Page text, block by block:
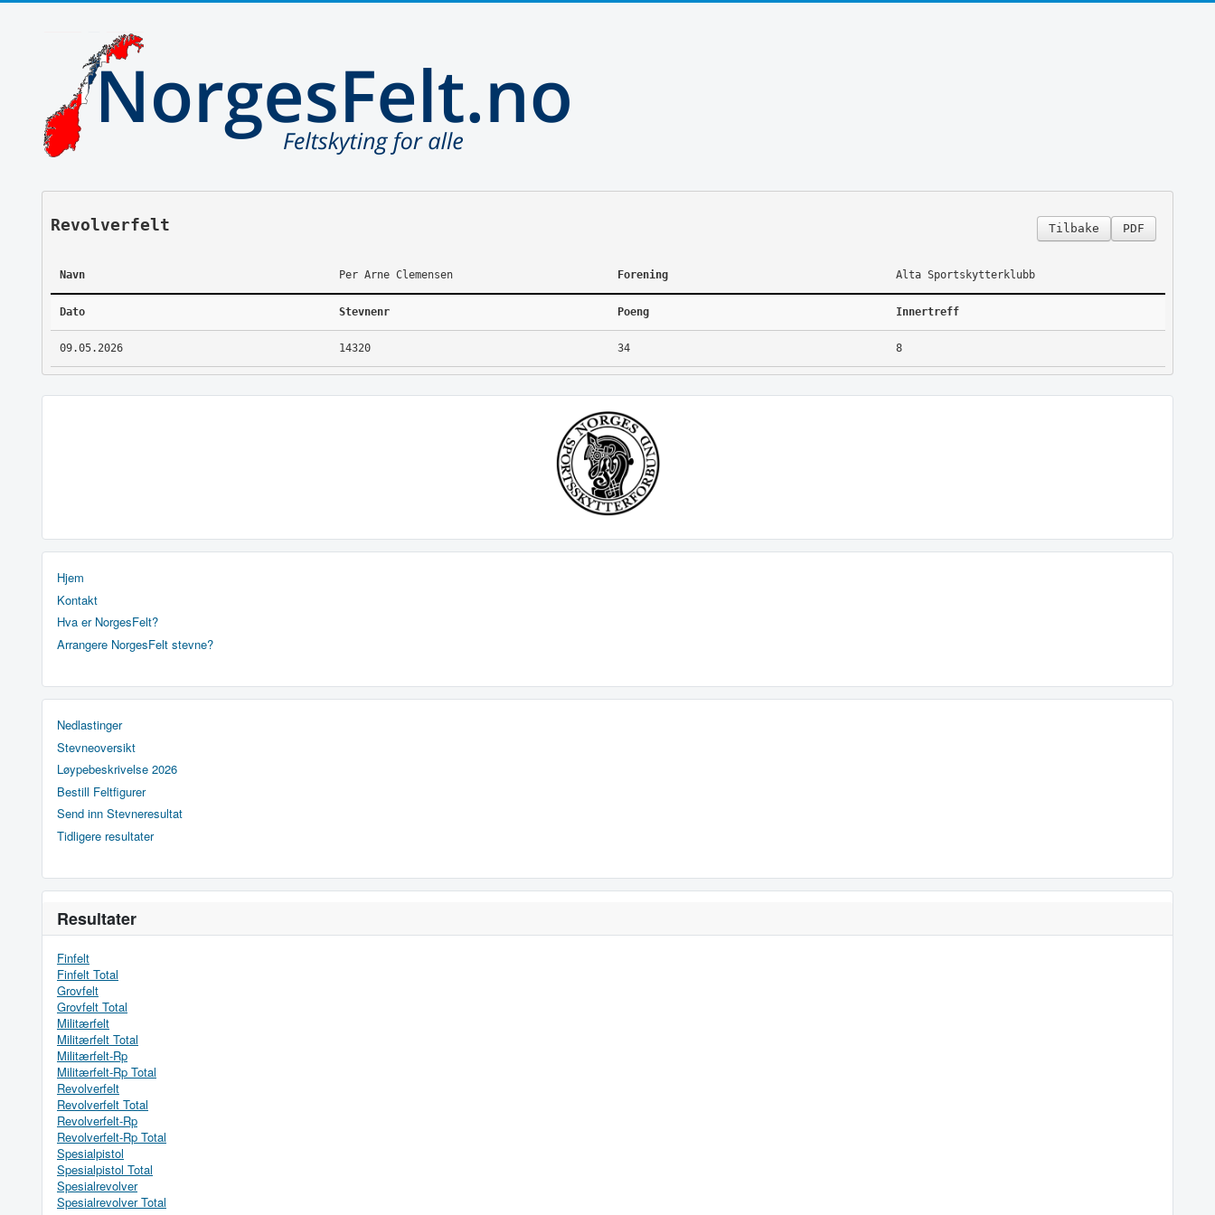
PDF
Tilbake
Revolverfelt
Navn Per Arne Clemensen Forening Alta Sportskytterklubb
Dato Stevnenr Poeng Innertreff
09.05.2026 14320 34 8
Hjem
Kontakt
Hva er NorgesFelt?
Arrangere NorgesFelt stevne?
Nedlastinger
Stevneoversikt
Løypebeskrivelse 2026
Bestill Feltfigurer
Send inn Stevneresultat
Tidligere resultater
Resultater
Finfelt
Finfelt Total
Grovfelt
Grovfelt Total
Militærfelt
Militærfelt Total
Militærfelt-Rp
Militærfelt-Rp Total
Revolverfelt
Revolverfelt Total
Revolverfelt-Rp
Revolverfelt-Rp Total
Spesialpistol
Spesialpistol Total
Spesialrevolver
Spesialrevolver Total